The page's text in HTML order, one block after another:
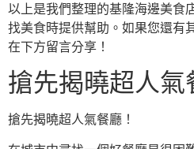
以上是我們整理的基隆海邊美食
找美食時提供幫助。如果您還有
在下方留言分享！
搶先揭曉超人氣
搶先揭曉超人氣餐廳！